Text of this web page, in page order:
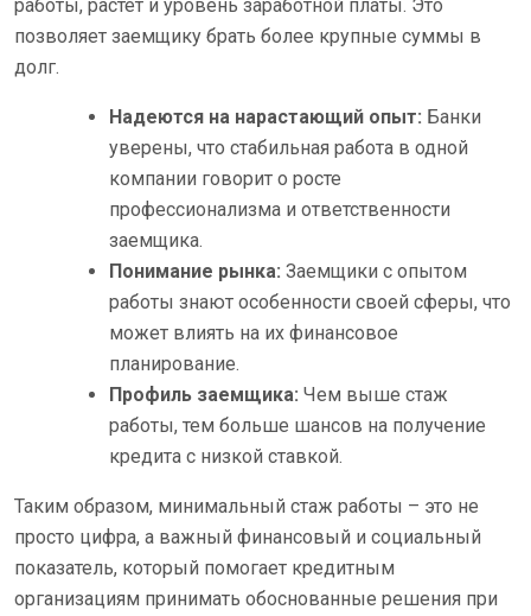
работы, растет и уровень заработной платы. Это
позволяет заемщику брать более крупные суммы в
долг.
Надеются на нарастающий опыт: Банки
уверены, что стабильная работа в одной
компании говорит о росте
профессионализма и ответственности
заемщика.
Понимание рынка: Заемщики с опытом
работы знают особенности своей сферы, что
может влиять на их финансовое
планирование.
Профиль заемщика: Чем выше стаж
работы, тем больше шансов на получение
кредита с низкой ставкой.
Таким образом, минимальный стаж работы – это не
просто цифра, а важный финансовый и социальный
показатель, который помогает кредитным
организациям принимать обоснованные решения при